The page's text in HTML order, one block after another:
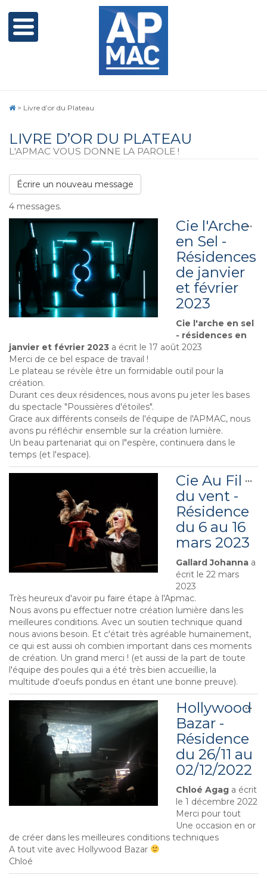
> Livre d’or du Plateau
LIVRE D’OR DU PLATEAU
L'APMAC VOUS DONNE LA PAROLE !
4 messages.
Cie l'Arche
en Sel -
Résidences
de janvier
et février
2023
Cie l'arche en sel
- résidences en
janvier et février 2023 a écrit le 17 août 2023
Merci de ce bel espace de travail !
Le plateau se révèle être un formidable outil pour la
création.
Durant ces deux résidences, nous avons pu jeter les bases
du spectacle "Poussières d'étoiles".
Grace aux différents conseils de l'équipe de l'APMAC, nous
avons pu réfléchir ensemble sur la création lumière.
Un beau partenariat qui on l"espère, continuera dans le
temps (et l'espace).
...
Cie Au Fil
du vent -
Résidence
du 6 au 16
mars 2023
Gallard Johanna a
écrit le 22 mars
2023
Très heureux d'avoir pu faire étape à l'Apmac.
Nous avons pu effectuer notre création lumière dans les
meilleures conditions. Avec un soutien technique quand
nous avions besoin. Et c'était très agréable humainement,
ce qui est aussi oh combien important dans ces moments
de création. Un grand merci ! (et aussi de la part de toute
l'équipe des poules qui a été très bien accueillie, la
multitude d'oeufs pondus en étant une bonne preuve).
...
Hollywood
Bazar -
Résidence
du 26/11 au
02/12/2022
Chloé Agag a écrit
le 1 décembre 2022
Merci pour tout
Une occasion en or
de créer dans les meilleures conditions techniques
A tout vite avec Hollywood Bazar
Chloé
...